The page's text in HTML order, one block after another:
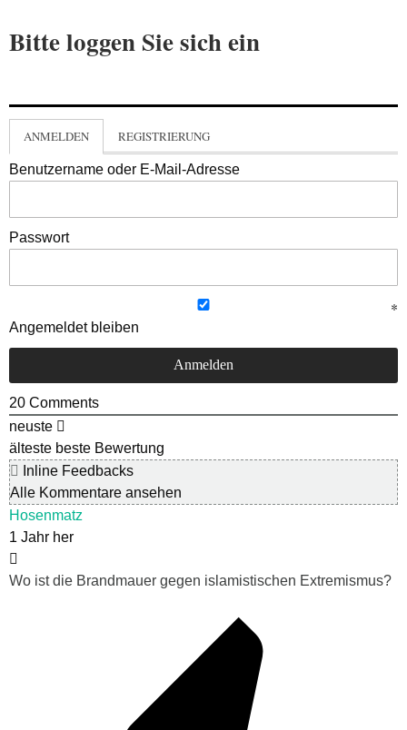
Bitte loggen Sie sich ein
ANMELDEN REGISTRIERUNG
Benutzername oder E-Mail-Adresse
Passwort
Angemeldet bleiben
20 Comments
neuste
älteste beste Bewertung
Inline Feedbacks
Alle Kommentare ansehen
Hosenmatz
1 Jahr her
Wo ist die Brandmauer gegen islamistischen Extremismus?